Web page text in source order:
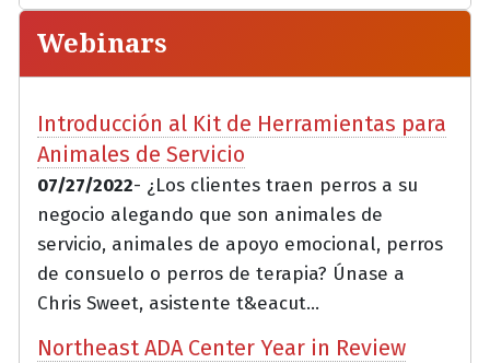
Webinars
Introducción al Kit de Herramientas para
Animales de Servicio
07/27/2022- ¿Los clientes traen perros a su
negocio alegando que son animales de
servicio, animales de apoyo emocional, perros
de consuelo o perros de terapia? Únase a
Chris Sweet, asistente t&eacut...
Northeast ADA Center Year in Review